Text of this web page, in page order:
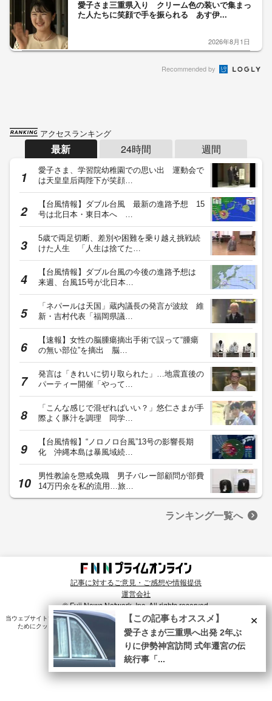
愛子さま三重県入り クリーム色の装いで集まっ
た人たちに笑顔で手を振られる あす伊...
2026年8月1日
Recommended by
アクセスランキング
最新 24時間 週間
愛子さま、学習院幼稚園での思い出 運動会で
は天皇皇后両陛下が笑顔…
【台風情報】ダブル台風 最新の進路予想 15
号は北日本・東日本へ …
5歳で両足切断、差別や困難を乗り越え挑戦続
けた人生 「人生は捨てた…
【台風情報】ダブル台風の今後の進路予想は
来週、台風15号が北日本…
「ネパールは天国」蔵内議長の発言が波紋 維
新・吉村代表「福岡県議…
【速報】女性の脳腫瘍摘出手術で誤って“腫瘍
の無い部位”を摘出 脳…
発言は「きれいに切り取られた」…地震直後の
パーティー開催「やって…
「こんな感じで混ぜればいい？」悠仁さまが手
際よく豚汁を調理 同学…
【台風情報】“ノロノロ台風”13号の影響長期
化 沖縄本島は暴風域続…
男性教諭を懲戒免職 男子バレー部顧問が部費
14万円余を私的流用…旅…
ランキング一覧へ
記事に対するご意見・ご感想や情報提供
運営会社
© Fuji News Network, Inc. All rights reserved.
当ウェブサイトでは、ユーザのニーズ・興味・関⼼に合致したコンテンツや広告配信を提供する
ためにクッキーを使⽤しています。詳細は、
プライバシーポリシー をご確認ください。×
【この記事もオススメ】
愛子さまが三重県へ出発 2年ぶ
りに伊勢神宮訪問 式年遷宮の伝
統行事「...